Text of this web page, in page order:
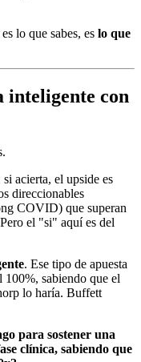
lo que sabes, es lo que
inteligente con
acierta, el upside es
direccionables
COVID) que superan
el "si" aquí es del
. Ese tipo de apuesta
100%, sabiendo que el
lo haría. Buffett
para sostener una
clínica, sabiendo que